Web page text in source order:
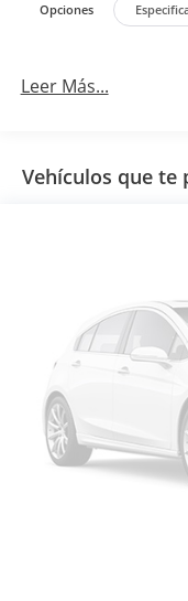
Opciones
Leer Más...
Vehículos que te